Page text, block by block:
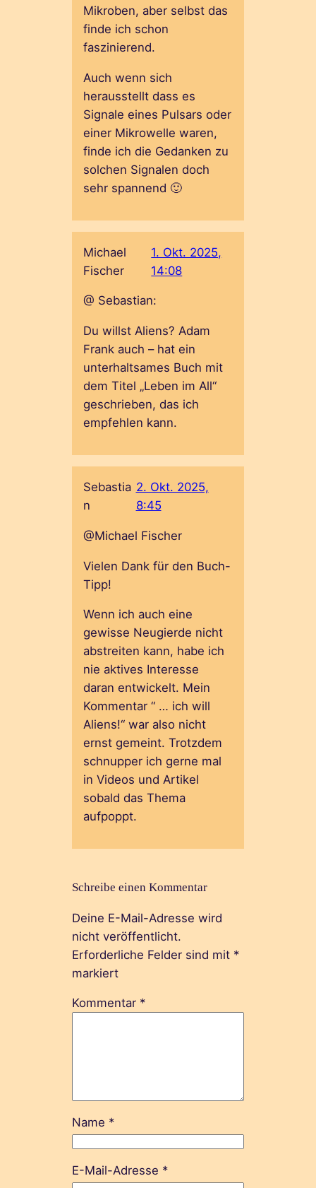
Mikroben, aber selbst das
finde ich schon
faszinierend.
Auch wenn sich
herausstellt dass es
Signale eines Pulsars oder
einer Mikrowelle waren,
finde ich die Gedanken zu
solchen Signalen doch
sehr spannend 🙂
Michael
Fischer
1. Okt. 2025,
14:08
@ Sebastian:
Du willst Aliens? Adam
Frank auch – hat ein
unterhaltsames Buch mit
dem Titel „Leben im All“
geschrieben, das ich
empfehlen kann.
Sebastia
n
2. Okt. 2025,
8:45
@Michael Fischer
Vielen Dank für den Buch-
Tipp!
Wenn ich auch eine
gewisse Neugierde nicht
abstreiten kann, habe ich
nie aktives Interesse
daran entwickelt. Mein
Kommentar “ … ich will
Aliens!“ war also nicht
ernst gemeint. Trotzdem
schnupper ich gerne mal
in Videos und Artikel
sobald das Thema
aufpoppt.
Schreibe einen Kommentar
Deine E-Mail-Adresse wird
nicht veröffentlicht.
Erforderliche Felder sind mit *
markiert
Kommentar *
Name *
E-Mail-Adresse *